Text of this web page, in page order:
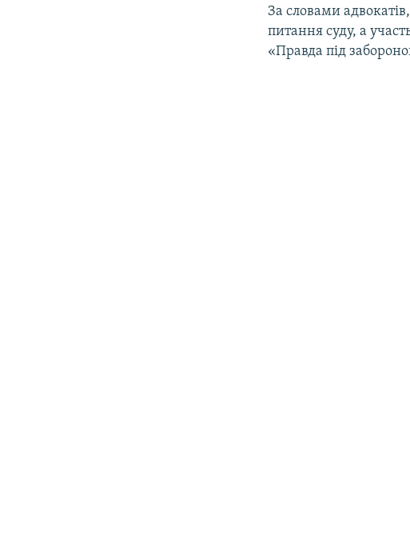
За словами
питання суду, а
«Правда під